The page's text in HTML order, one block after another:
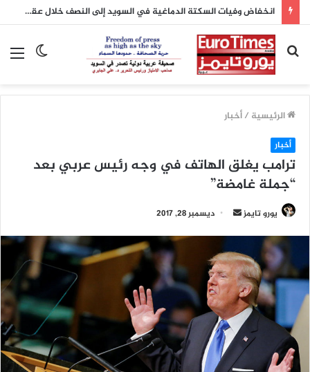
انخفاض وفيات السكتة الدماغية في السويد إلى النصف خلال عقدين بفضل تطور العلاج
الوضع
بحث
عن
الرئيسية /أخبار
أخبار
ترامب يغلق الهاتف في وجه رئيس عربي بعد
“جملة غامضة”
يورو تايمز
ل
ب
ر
ي
د
ا
إ
ديسمبر 28, 2017